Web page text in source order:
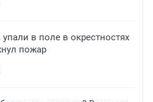
в поле в окрестностях
пожар